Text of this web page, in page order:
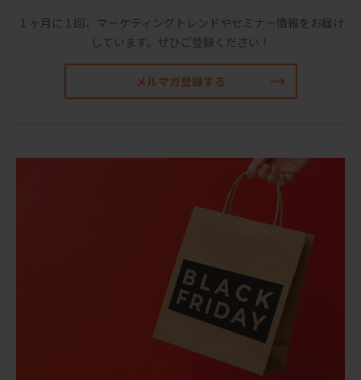
１ヶ月に１回、マーケティングトレンドやセミナー情報をお届け
しています。 ぜひご登録ください！
メルマガ登録する